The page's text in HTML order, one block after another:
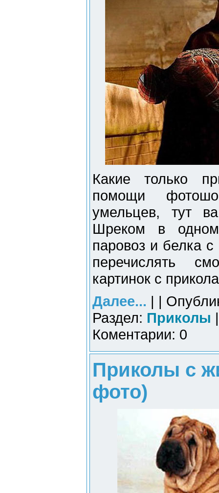
Какие только
помощи
умельцев, тут
Шреком в
паровоз и белка с
перечислять
картинок с
Далее... | |
Раздел: Приколы
Коментарии: 0
Приколы с
фото)